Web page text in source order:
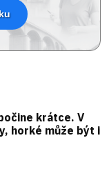
krátce. V
horké může být i